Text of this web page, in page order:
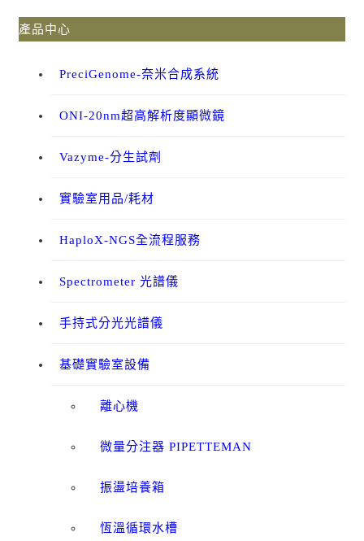
產品中心
PreciGenome-奈米合成系統
ONI-20nm超高解析度顯微鏡
Vazyme-分生試劑
實驗室用品/耗材
HaploX-NGS全流程服務
Spectrometer 光譜儀
手持式分光光譜儀
基礎實驗室設備
離心機
微量分注器 PIPETTEMAN
振盪培養箱
恆溫循環水槽